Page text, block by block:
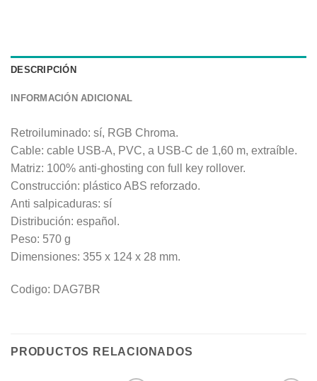
DESCRIPCIÓN
INFORMACIÓN ADICIONAL
Retroiluminado: sí, RGB Chroma.
Cable: cable USB-A, PVC, a USB-C de 1,60 m, extraíble.
Matriz: 100% anti-ghosting con full key rollover.
Construcción: plástico ABS reforzado.
Anti salpicaduras: sí
Distribución: español.
Peso: 570 g
Dimensiones: 355 x 124 x 28 mm.
Codigo: DAG7BR
PRODUCTOS RELACIONADOS